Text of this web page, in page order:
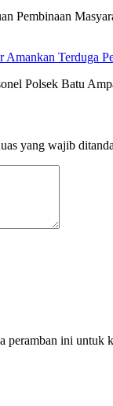
Pembinaan
Terduga
Polsek Batu
yang wajib
peramban ini untuk